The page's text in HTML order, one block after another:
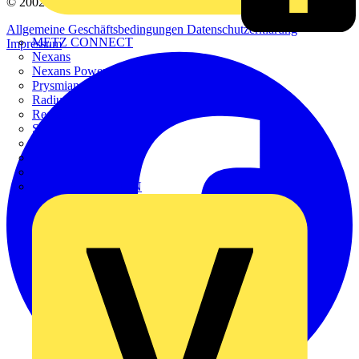
METZ CONNECT
Nexans
Nexans Power Accessories
Prysmian
Radium
Regiolux
SCHÜCO
STRIEBEL & JOHN
Allgemeine Geschäftsbedingungen Datenschutzerklärung
Impressum